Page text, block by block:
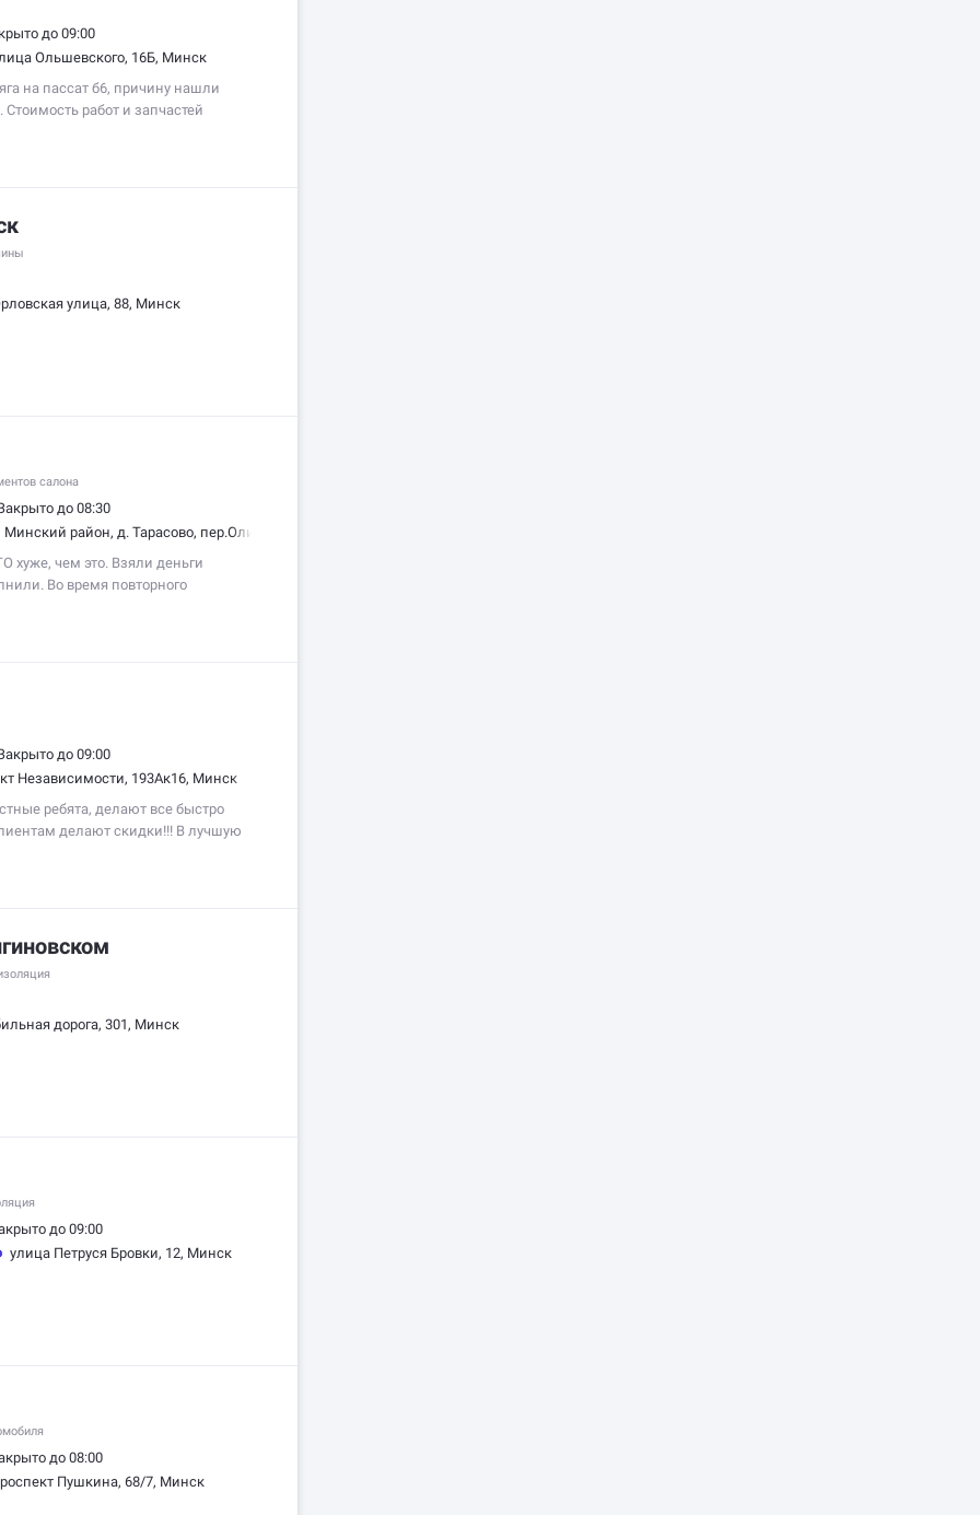
до 09:00
Ольшевского, 16Б, Минск
на пассат б6, причину нашли
работ и запчастей
согласовав со мной). Также
стенд, 3D стенд развала-
улица, 88, Минск
салона
до 08:30
Минский район, д. Тарасово, пер.Олимпийский, 2, Минск
хуже, чем это. Взяли деньги
Во время повторного
мало того, что не устранили
ремонта, так ещё и поломали
до 09:00
Независимости, 193Ак16, Минск
ребята, делают все быстро
делают скидки!!! В лучшую
Михаила!!! Директор Артём —
поможет с ремонтом авто!!!
дорога, 301, Минск
до 09:00
улица Петруся Бровки, 12, Минск
до 08:00
Пушкина, 68/7, Минск